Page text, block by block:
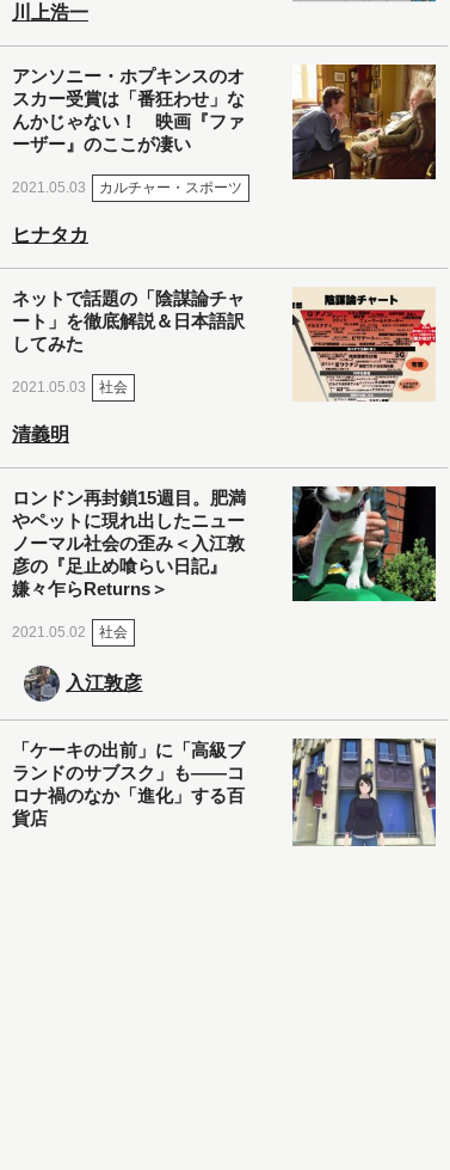
川上浩一
アンソニー・ホプキンスのオ
スカー受賞は「番狂わせ」な
んかじゃない！ 映画『ファ
ーザー』のここが凄い
2021.05.03 カルチャー・スポーツ
ヒナタカ
ネットで話題の「陰謀論チャ
ート」を徹底解説＆日本語訳
してみた
2021.05.03 社会
清義明
ロンドン再封鎖15週目。肥満
やペットに現れ出したニュー
ノーマル社会の歪み＜入江敦
彦の『足止め喰らい日記』
嫌々乍らReturns＞
2021.05.02 社会
入江敦彦
「ケーキの出前」に「高級ブ
ランドのサブスク」も――コ
ロナ禍のなか「進化」する百
貨店